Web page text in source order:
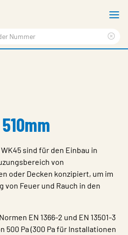
sind für den Einbau in
von
oder Decken konzipiert, um im
Feuer und Rauch in den
EN 1366-2 und EN 13501-3
500 Pa (300 Pa für Installationen